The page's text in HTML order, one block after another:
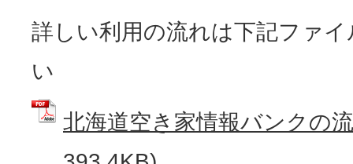
詳しい利用の流れは下記ファ
い
北海道空き家情報バンクの